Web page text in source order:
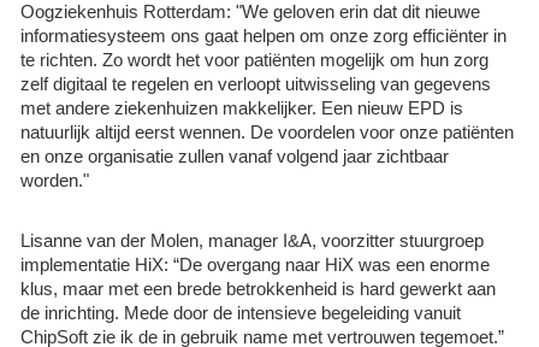
Oogziekenhuis Rotterdam: "We geloven erin dat dit nieuwe
informatiesysteem ons gaat helpen om onze zorg efficiënter in
te richten. Zo wordt het voor patiënten mogelijk om hun zorg
zelf digitaal te regelen en verloopt uitwisseling van gegevens
met andere ziekenhuizen makkelijker. Een nieuw EPD is
natuurlijk altijd eerst wennen. De voordelen voor onze patiënten
en onze organisatie zullen vanaf volgend jaar zichtbaar
worden."
Lisanne van der Molen, manager I&A, voorzitter stuurgroep
implementatie HiX: “De overgang naar HiX was een enorme
klus, maar met een brede betrokkenheid is hard gewerkt aan
de inrichting. Mede door de intensieve begeleiding vanuit
ChipSoft zie ik de in gebruik name met vertrouwen tegemoet.”